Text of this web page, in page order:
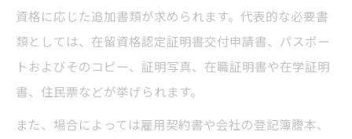
資格に応じた追加書類が求められます。代表的な必要書
類としては、在留資格認定証明書交付申請書、パスポー
トおよびそのコピー、証明写真、在職証明書や在学証明
書、住民票などが挙げられます。
また、場合によっては雇用契約書や会社の登記簿謄本、